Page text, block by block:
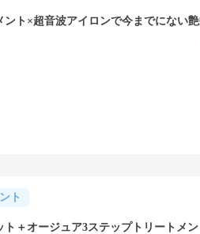
ント×超音波アイロンで今までにない
ト
ト＋オージュア3ステップトリートメ